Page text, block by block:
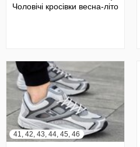
Чоловічі кросівки весна-літо
41, 42, 43, 44, 45, 46